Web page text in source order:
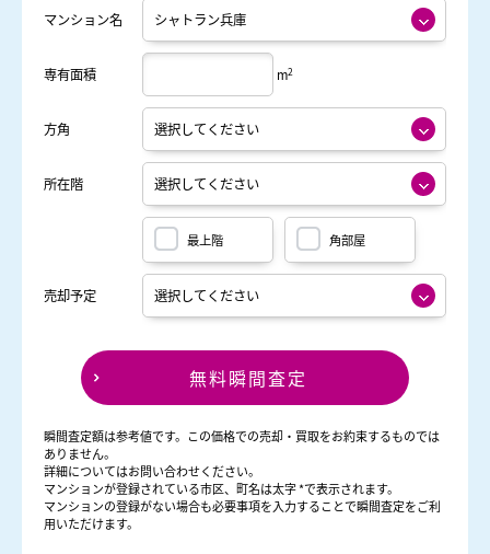
マンション名
専有面積 m2
方角
所在階
最上階 角部屋
売却予定
無料瞬間査定
瞬間査定額は参考値です。この価格での売却・買取をお約束するものでは
ありません。
詳細についてはお問い合わせください。
マンションが登録されている市区、町名は太字 *で表示されます。
マンションの登録がない場合も必要事項を入力することで瞬間査定をご利
用いただけます。